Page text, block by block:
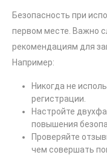
Безопасность при
первом месте. Важно
рекомендациям для
Например:
Никогда не
регистрации.
Настройте
повышения
Проверяйте
чем совершать